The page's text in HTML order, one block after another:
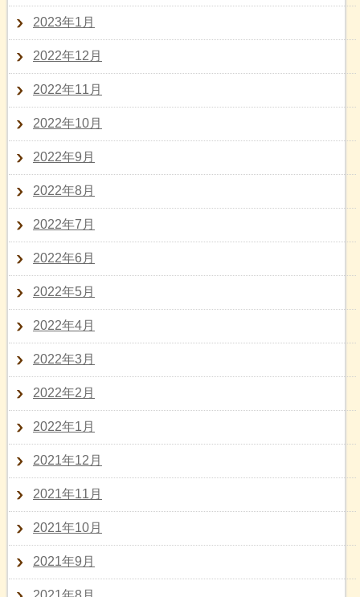
2023年1月
2022年12月
2022年11月
2022年10月
2022年9月
2022年8月
2022年7月
2022年6月
2022年5月
2022年4月
2022年3月
2022年2月
2022年1月
2021年12月
2021年11月
2021年10月
2021年9月